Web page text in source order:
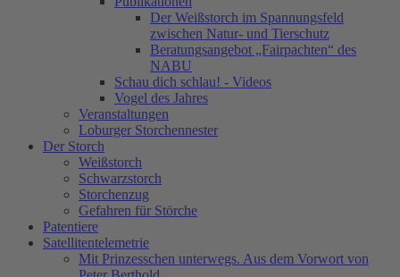
Der Weißstorch im Spannungsfeld
zwischen Natur- und Tierschutz
Beratungsangebot „Fairpachten“ des
NABU
Schau dich schlau! - Videos
Vogel des Jahres
Veranstaltungen
Loburger Storchennester
Der Storch
Weißstorch
Schwarzstorch
Storchenzug
Gefahren für Störche
Patentiere
Satellitentelemetrie
Mit Prinzesschen unterwegs. Aus dem Vorwort von